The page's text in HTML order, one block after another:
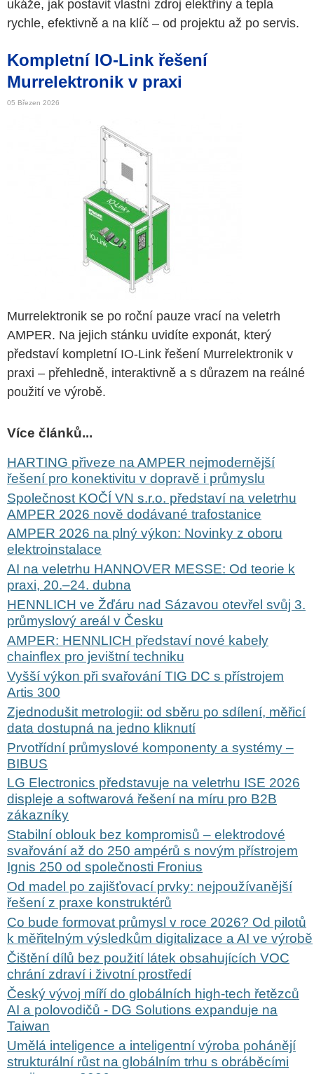
ukáže, jak postavit vlastní zdroj elektřiny a tepla
rychle, efektivně a na klíč – od projektu až po servis.
Kompletní IO-Link řešení
Murrelektronik v praxi
05 Březen 2026
Murrelektronik se po roční pauze vrací na veletrh
AMPER. Na jejich stánku uvidíte exponát, který
představí kompletní IO-Link řešení Murrelektronik v
praxi – přehledně, interaktivně a s důrazem na reálné
použití ve výrobě.
Více článků...
HARTING přiveze na AMPER nejmodernější
řešení pro konektivitu v dopravě i průmyslu
Společnost KOČÍ VN s.r.o. představí na veletrhu
AMPER 2026 nově dodávané trafostanice
AMPER 2026 na plný výkon: Novinky z oboru
elektroinstalace
AI na veletrhu HANNOVER MESSE: Od teorie k
praxi, 20.–24. dubna
HENNLICH ve Žďáru nad Sázavou otevřel svůj 3.
průmyslový areál v Česku
AMPER: HENNLICH představí nové kabely
chainflex pro jevištní techniku
Vyšší výkon při svařování TIG DC s přístrojem
Artis 300
Zjednodušit metrologii: od sběru po sdílení, měřicí
data dostupná na jedno kliknutí
Prvotřídní průmyslové komponenty a systémy –
BIBUS
LG Electronics představuje na veletrhu ISE 2026
displeje a softwarová řešení na míru pro B2B
zákazníky
Stabilní oblouk bez kompromisů – elektrodové
svařování až do 250 ampérů s novým přístrojem
Ignis 250 od společnosti Fronius
Od madel po zajišťovací prvky: nejpoužívanější
řešení z praxe konstruktérů
Co bude formovat průmysl v roce 2026? Od pilotů
k měřitelným výsledkům digitalizace a AI ve výrobě
Čištění dílů bez použití látek obsahujících VOC
chrání zdraví i životní prostředí
Český vývoj míří do globálních high-tech řetězců
AI a polovodičů - DG Solutions expanduje na
Taiwan
Umělá inteligence a inteligentní výroba pohánějí
strukturální růst na globálním trhu s obráběcími